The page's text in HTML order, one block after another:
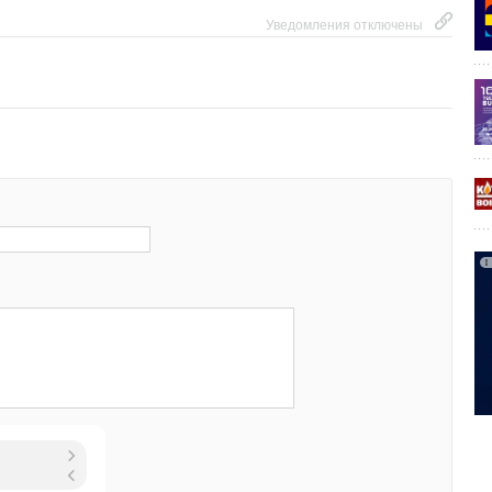
Уведомления отключены